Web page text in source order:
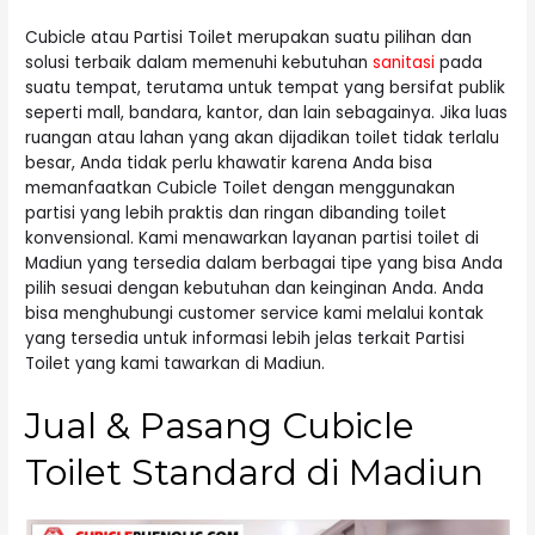
Cubicle atau Partisi Toilet merupakan suatu pilihan dan
solusi terbaik dalam memenuhi kebutuhansanitasi pada
suatu tempat, terutama untuk tempat yang bersifat publik
seperti mall, bandara, kantor, dan lain sebagainya. Jika luas
ruangan atau lahan yang akan dijadikan toilet tidak terlalu
besar, Anda tidak perlu khawatir karena Anda bisa
memanfaatkan Cubicle Toilet dengan menggunakan
partisi yang lebih praktis dan ringan dibanding toilet
konvensional. Kami menawarkan layanan partisi toilet di
Madiun yang tersedia dalam berbagai tipe yang bisa Anda
pilih sesuai dengan kebutuhan dan keinginan Anda. Anda
bisa menghubungi customer service kami melalui kontak
yang tersedia untuk informasi lebih jelas terkait Partisi
Toilet yang kami tawarkan di Madiun.
Jual & Pasang Cubicle
Toilet Standard di Madiun